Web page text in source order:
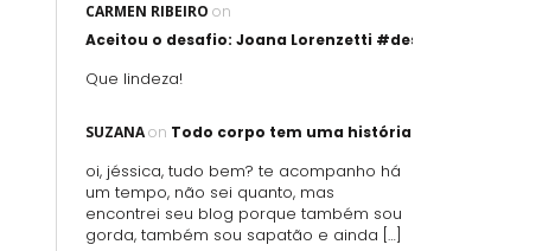
CARMEN RIBEIRO on
Aceitou o desafio: Joana Lorenzetti #desafioartegorda
Que lindeza!
SUZANAon Todo corpo tem uma história
oi, jéssica, tudo bem? te acompanho há
um tempo, não sei quanto, mas
encontrei seu blog porque também sou
gorda, também sou sapatão e ainda […]